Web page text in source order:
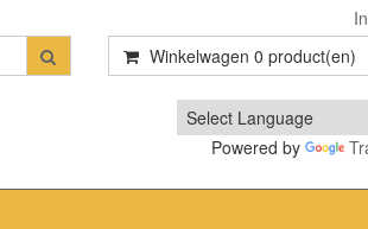
Winkelwagen 0 product(en)
Powered by